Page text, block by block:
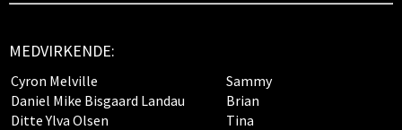
MEDVIRKENDE:
Cyron Melville
Sammy
Daniel Mike Bisgaard Landau
Brian
Ditte Ylva Olsen
Tina